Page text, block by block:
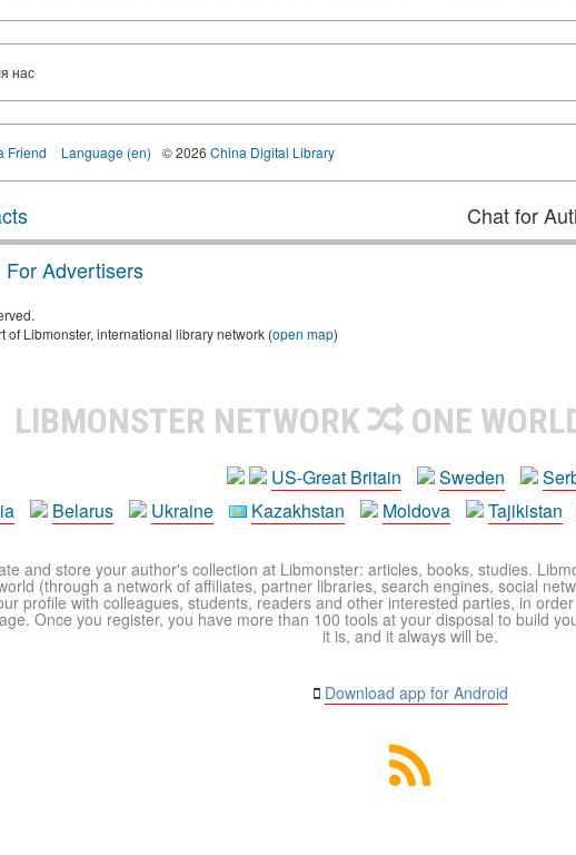
нас
Friend Language (en) © 2026 China Digital Library
Chat for
For Advertisers
of Libmonster, international library network (open map)
LIBMONSTER NETWORK ONE
US-Great Britain Sweden
Belarus Ukraine Kazakhstan Moldova Tajikistan
and store your author's collection at Libmonster: articles, books, studies.
(through a network of affiliates, partner libraries, search engines, social
profile with colleagues, students, readers and other interested parties, in
Once you register, you have more than 100 tools at your disposal to build
it is, and it always will be.
Download app for Android